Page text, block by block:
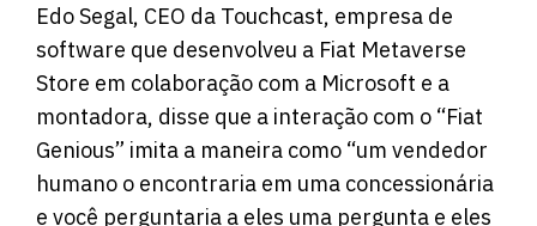
Edo Segal, CEO da Touchcast, empresa de
software que desenvolveu a Fiat Metaverse
Store em colaboração com a Microsoft e a
montadora, disse que a interação com o “Fiat
Genious” imita a maneira como “um vendedor
humano o encontraria em uma concessionária
e você perguntaria a eles uma pergunta e eles